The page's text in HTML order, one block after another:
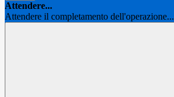
Attendere...
Attendere il completamento dell'operazione...